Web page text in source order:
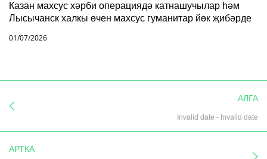
Казан махсус хәрби операциядә катнашучылар һәм
Лысычанск халкы өчен махсус гуманитар йөк җибәрде
01/07/2026
АЛГА
Invalid date - Invalid date
АРТКА